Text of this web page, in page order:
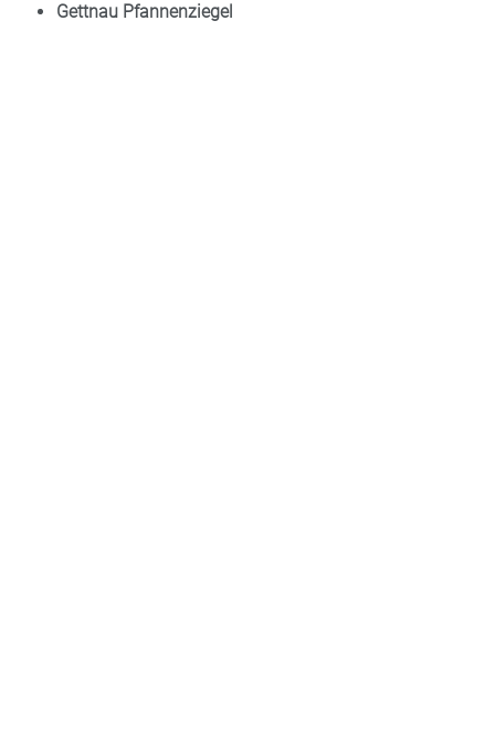
Gettnau Pfannenziegel